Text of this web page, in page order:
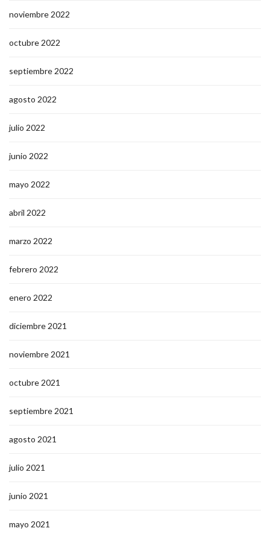
noviembre 2022
octubre 2022
septiembre 2022
agosto 2022
julio 2022
junio 2022
mayo 2022
abril 2022
marzo 2022
febrero 2022
enero 2022
diciembre 2021
noviembre 2021
octubre 2021
septiembre 2021
agosto 2021
julio 2021
junio 2021
mayo 2021